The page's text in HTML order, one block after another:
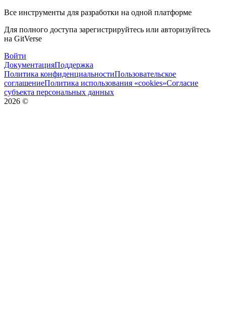
Все инструменты для разработки на одной платформе
Для полного доступа зарегистрируйтесь или авторизуйтесь
на GitVerse
Войти
ДокументацияПоддержка
Политика конфиденциальностиПользовательское
соглашениеПолитика использования «cookies»Согласие
субъекта персональных данных
2026 ©